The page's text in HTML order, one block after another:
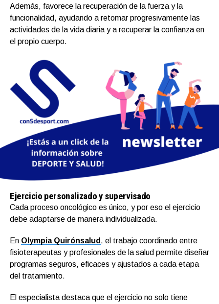
Además, favorece la recuperación de la fuerza y la
funcionalidad, ayudando a retomar progresivamente las
actividades de la vida diaria y a recuperar la confianza en
el propio cuerpo.
Ejercicio personalizado y supervisado
Cada proceso oncológico es único, y por eso el ejercicio
debe adaptarse de manera individualizada.
En Olympia Quirónsalud , el trabajo coordinado entre
fisioterapeutas y profesionales de la salud permite diseñar
programas seguros, eficaces y ajustados a cada etapa
del tratamiento.
El especialista destaca que el ejercicio no solo tiene